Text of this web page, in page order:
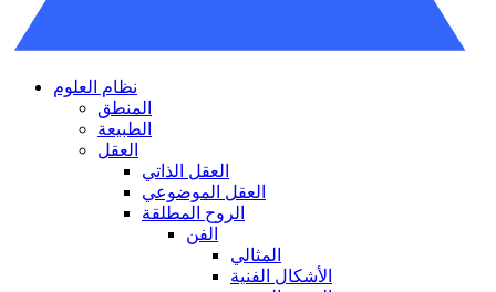
نظام العلوم
المنطق
الطبيعة
العقل
العقل الذاتي
العقل الموضوعي
الروح المطلقة
الفن
المثالي
الأشكال الفنية